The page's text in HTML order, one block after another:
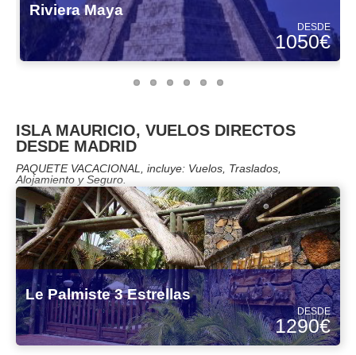
Riviera Maya
DESDE
1050€
ISLA MAURICIO, VUELOS DIRECTOS
DESDE MADRID
PAQUETE VACACIONAL, incluye: Vuelos, Traslados,
Alojamiento y Seguro.
Le Palmiste 3 Estrellas
DESDE
1290€